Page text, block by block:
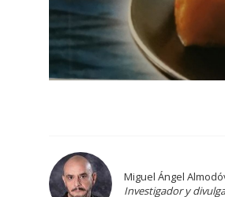
Miguel Ángel
Investigador y